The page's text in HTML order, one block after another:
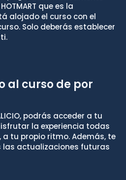
que es la
alojado el curso con el
Solo deberás establecer
al curso de por
podrás acceder a tu
la experiencia todas
a tu propio ritmo. Además, te
las actualizaciones futuras